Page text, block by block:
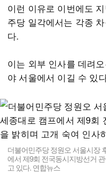
이런 이유로 이번에도
주당 일각에서는 각종
다.
이는 외부 인사를 데려
야 서울에서 이길 수 있
더불어민주당 정원오 서울시장
에서 제9회 전국동시지방선거
고 있다. 연합뉴스